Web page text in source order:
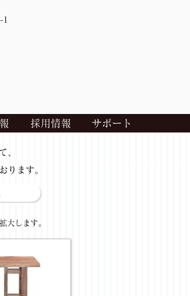
採用情報 サポート
、
ります。
大します。